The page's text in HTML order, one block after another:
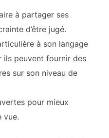
à partager ses
d’être jugé.
à son langage
peuvent fournir des
sur son niveau de
pour mieux
vue.